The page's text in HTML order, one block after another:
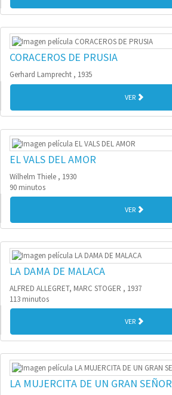
CORACEROS DE PRUSIA
Gerhard Lamprecht , 1935
VER
EL VALS DEL AMOR
Wilhelm Thiele , 1930
90 minutos
VER
LA DAMA DE MALACA
ALFRED ALLEGRET, MARC STOGER , 1937
113 minutos
VER
LA MUJERCITA DE UN GRAN SEÑOR